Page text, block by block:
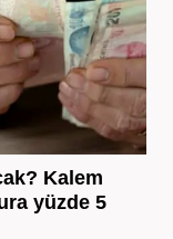
Kalem
yüzde 5